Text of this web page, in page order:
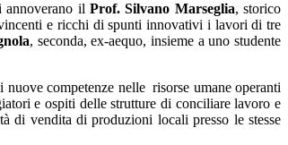
annoverano il Prof. Silvano Marseglia, storico
e ricchi di spunti innovativi i lavori di tre
, seconda, ex-aequo, insieme a uno studente
nuove competenze nelle risorse umane operanti
e ospiti delle strutture di conciliare lavoro e
di vendita di produzioni locali presso le stesse